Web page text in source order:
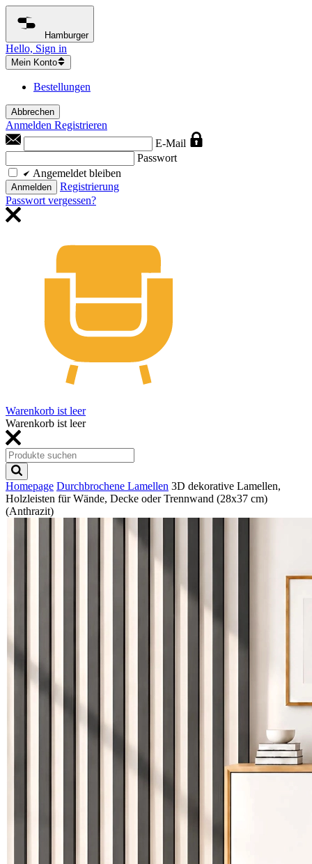
Hamburger
Hello, Sign in
Mein Konto
Bestellungen
Abbrechen
Anmelden Registrieren
E-Mail
Passwort
Angemeldet bleiben
Anmelden
Registrierung
Passwort vergessen?
Warenkorb ist leer
Warenkorb ist leer
Homepage Durchbrochene Lamellen 3D dekorative Lamellen,
Holzleisten für Wände, Decke oder Trennwand (28x37 cm)
(Anthrazit)